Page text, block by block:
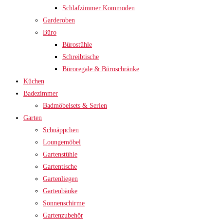
Schlafzimmer Kommoden
Garderoben
Büro
Bürostühle
Schreibtische
Büroregale & Büroschränke
Küchen
Badezimmer
Badmöbelsets & Serien
Garten
Schnäppchen
Loungemöbel
Gartenstühle
Gartentische
Gartenliegen
Gartenbänke
Sonnenschirme
Gartenzubehör